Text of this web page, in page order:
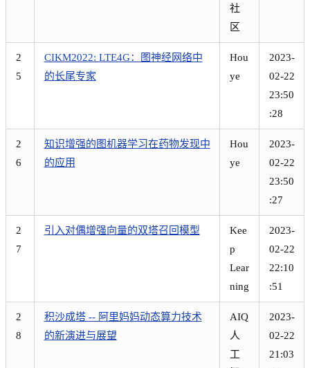
社
区
2
5
CIKM2022: LTE4G：图神经网络中
的长尾专家
Hou
ye
2023-
02-22
23:50
:28
2
6
知识增强的图机器学习在药物发现中
的应用
Hou
ye
2023-
02-22
23:50
:27
2
7
引入对偶增强向量的双塔召回模型
Kee
p
Lear
ning
2023-
02-22
22:10
:51
2
8
积沙成塔 -- 阿里妈妈动态算力技术
的新演进与展望
AIQ
人
工
2023-
02-22
21:03